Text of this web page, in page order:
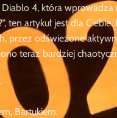
4, która
", ten artykuł jest dla
odświeżone
teraz bardziej
Bartukiem.